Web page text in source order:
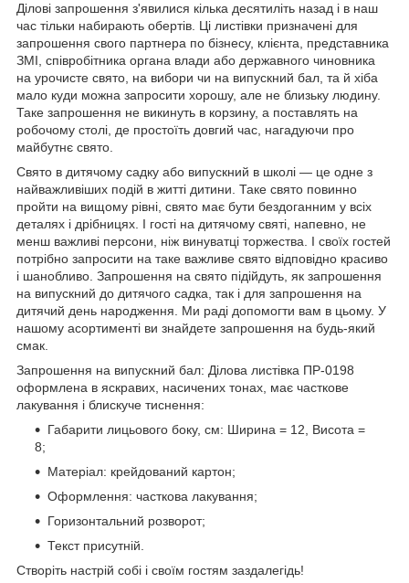
Ділові запрошення з'явилися кілька десятиліть назад і в наш
час тільки набирають обертів. Ці листівки призначені для
запрошення свого партнера по бізнесу, клієнта, представника
ЗМІ, співробітника органа влади або державного чиновника
на урочисте свято, на вибори чи на випускний бал, та й хіба
мало куди можна запросити хорошу, але не близьку людину.
Таке запрошення не викинуть в корзину, а поставлять на
робочому столі, де простоїть довгий час, нагадуючи про
майбутнє свято.
Свято в дитячому садку або випускний в школі — це одне з
найважливіших подій в житті дитини. Таке свято повинно
пройти на вищому рівні, свято має бути бездоганним у всіх
деталях і дрібницях. І гості на дитячому святі, напевно, не
менш важливі персони, ніж винуватці торжества. І своїх гостей
потрібно запросити на таке важливе свято відповідно красиво
і шанобливо. Запрошення на свято підійдуть, як запрошення
на випускний до дитячого садка, так і для запрошення на
дитячий день народження. Ми раді допомогти вам в цьому. У
нашому асортименті ви знайдете запрошення на будь-який
смак.
Запрошення на випускний бал: Ділова листівка ПР-0198
оформлена в яскравих, насичених тонах, має часткове
лакування і блискуче тиснення:
Габарити лицьового боку, см: Ширина = 12, Висота =
8;
Матеріал: крейдований картон;
Оформлення: часткова лакування;
Горизонтальний розворот;
Текст присутній.
Створіть настрій собі і своїм гостям заздалегідь!